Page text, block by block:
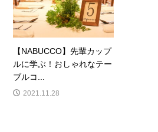
【NABUCCO】先輩カップ
ルに学ぶ！おしゃれなテー
ブルコ...
2021.11.28